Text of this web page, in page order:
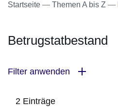
Startseite Themen A bis Z
Betrugstatbestand
Filter anwenden
2 Einträge